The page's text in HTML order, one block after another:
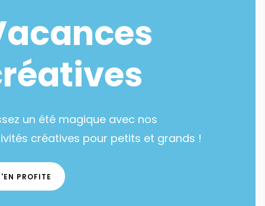
un été magique avec nos
créatives pour petits et grands !
PROFITE